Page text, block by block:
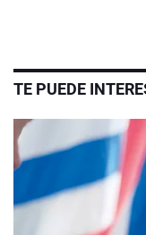
TE PUEDE